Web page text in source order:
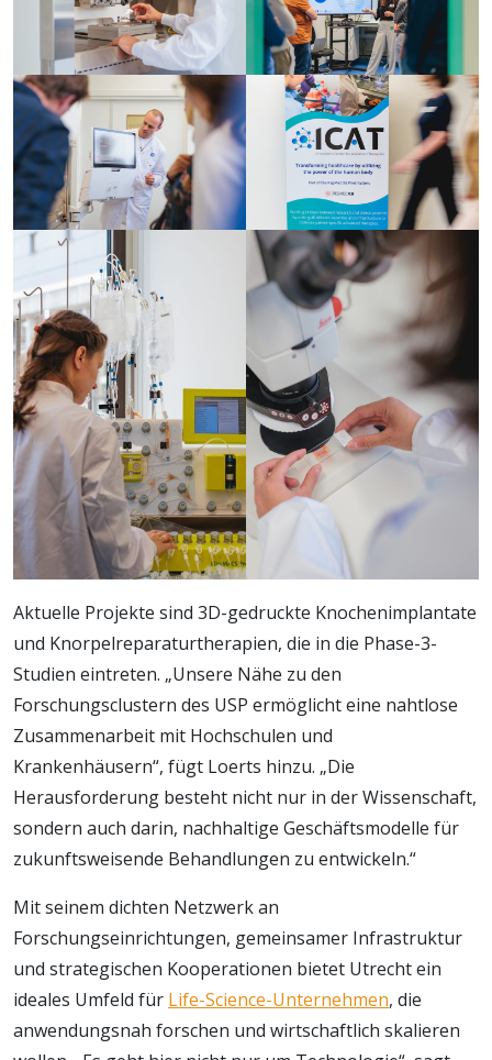
Aktuelle Projekte sind 3D-gedruckte Knochenimplantate
und Knorpelreparaturtherapien, die in die Phase-3-
Studien eintreten. „Unsere Nähe zu den
Forschungsclustern des USP ermöglicht eine nahtlose
Zusammenarbeit mit Hochschulen und
Krankenhäusern“, fügt Loerts hinzu. „Die
Herausforderung besteht nicht nur in der Wissenschaft,
sondern auch darin, nachhaltige Geschäftsmodelle für
zukunftsweisende Behandlungen zu entwickeln.“
Mit seinem dichten Netzwerk an
Forschungseinrichtungen, gemeinsamer Infrastruktur
und strategischen Kooperationen bietet Utrecht ein
ideales Umfeld für Life-Science-Unternehmen, die
anwendungsnah forschen und wirtschaftlich skalieren